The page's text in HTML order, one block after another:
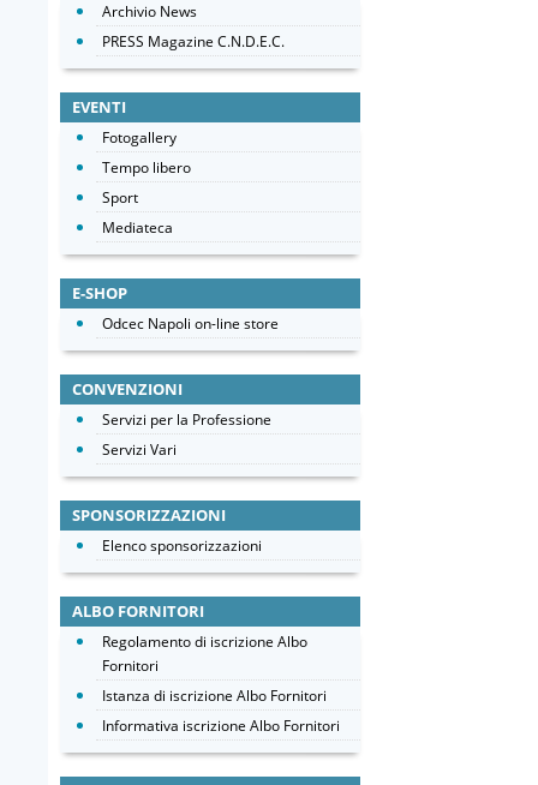
Archivio News
PRESS Magazine C.N.D.E.C.
EVENTI
Fotogallery
Tempo libero
Sport
Mediateca
E-SHOP
Odcec Napoli on-line store
CONVENZIONI
Servizi per la Professione
Servizi Vari
SPONSORIZZAZIONI
Elenco sponsorizzazioni
ALBO FORNITORI
Regolamento di iscrizione Albo
Fornitori
Istanza di iscrizione Albo Fornitori
Informativa iscrizione Albo Fornitori